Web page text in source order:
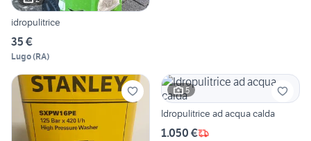
idropulitrice
35 €
Lugo(RA)
5
Idropulitrice ad acqua calda
1.050 €